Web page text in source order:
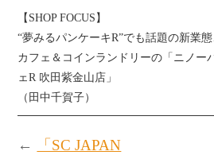
【SHOP FOCUS】
“夢みるパンケーキR”でも話題の新業態
カフェ＆コインランドリーの「ニノー
ェR 吹田紫金山店」
（田中千賀子）
←
「SC JAPAN